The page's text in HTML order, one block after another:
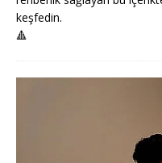
keşfedin.
🔺